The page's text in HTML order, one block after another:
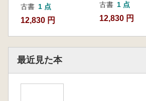
古書 1 点
12,830 円
古書 1 点
12,830 円
最近見た本